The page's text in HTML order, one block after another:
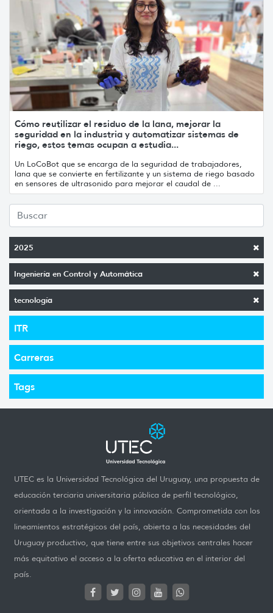
2025
Ingeniería en Control y Automática
tecnología
ITR
Carreras
Tags
Cómo reutilizar el residuo de la lana, mejorar la
seguridad en la industria y automatizar sistemas de
riego, estos temas ocupan a estudia...
Un LoCoBot que se encarga de la seguridad de trabajadores,
lana que se convierte en fertilizante y un sistema de riego basado
en sensores de ultrasonido para mejorar el caudal de ...
UTEC es la Universidad Tecnológica del Uruguay, una propuesta de
educación terciaria universitaria pública de perfil tecnológico,
orientada a la investigación y la innovación. Comprometida con los
lineamientos estratégicos del país, abierta a las necesidades del
Uruguay productivo, que tiene entre sus objetivos centrales hacer
más equitativo el acceso a la oferta educativa en el interior del
país.